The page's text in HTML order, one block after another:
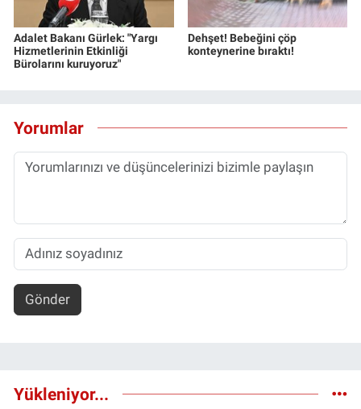
Adalet Bakanı Gürlek: "Yargı
Hizmetlerinin Etkinliği
Bürolarını kuruyoruz"
Dehşet! Bebeğini çöp
konteynerine bıraktı!
Yorumlar
Gönder
Yükleniyor...